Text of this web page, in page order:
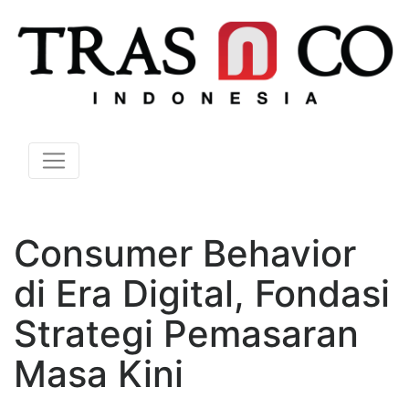
Consumer Behavior
di Era Digital, Fondasi
Strategi Pemasaran
Masa Kini